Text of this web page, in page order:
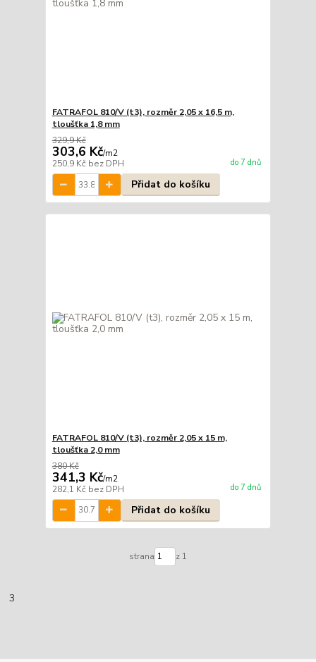
FATRAFOL 810/V (t3), rozměr 2,05 x 16,5 m,
tloušťka 1,8 mm
329,9 Kč
303,6 Kč/m2
250,9 Kč bez DPH do 7 dnů
Přidat do košíku
FATRAFOL 810/V (t3), rozměr 2,05 x 15 m,
tloušťka 2,0 mm
380 Kč
341,3 Kč/m2
282,1 Kč bez DPH do 7 dnů
Přidat do košíku
strana z 1
3